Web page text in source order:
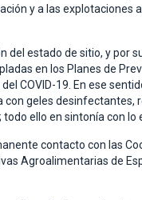
y a las explotaciones
del estado de sitio, y
en los Planes de
COVID-19. En ese
con geles
ello en sintonía con
contacto con las
Agroalimentarias de